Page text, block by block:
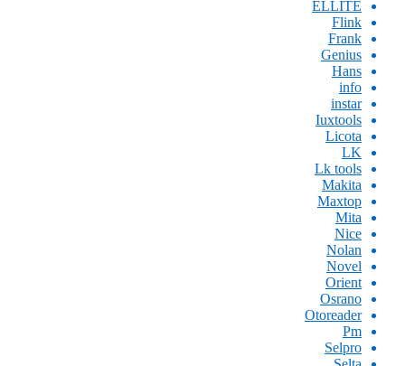
ELLITE
Flink
Frank
Genius
Hans
info
instar
Iuxtools
Licota
LK
Lk tools
Makita
Maxtop
Mita
Nice
Nolan
Novel
Orient
Osrano
Otoreader
Pm
Selpro